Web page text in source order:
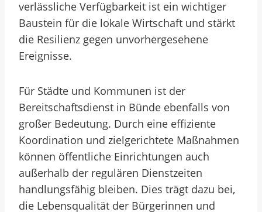
verlässliche Verfügbarkeit ist ein wichtiger
Baustein für die lokale Wirtschaft und stärkt
die Resilienz gegen unvorhergesehene
Ereignisse.
Für Städte und Kommunen ist der
Bereitschaftsdienst in Bünde ebenfalls von
großer Bedeutung. Durch eine effiziente
Koordination und zielgerichtete Maßnahmen
können öffentliche Einrichtungen auch
außerhalb der regulären Dienstzeiten
handlungsfähig bleiben. Dies trägt dazu bei,
die Lebensqualität der Bürgerinnen und